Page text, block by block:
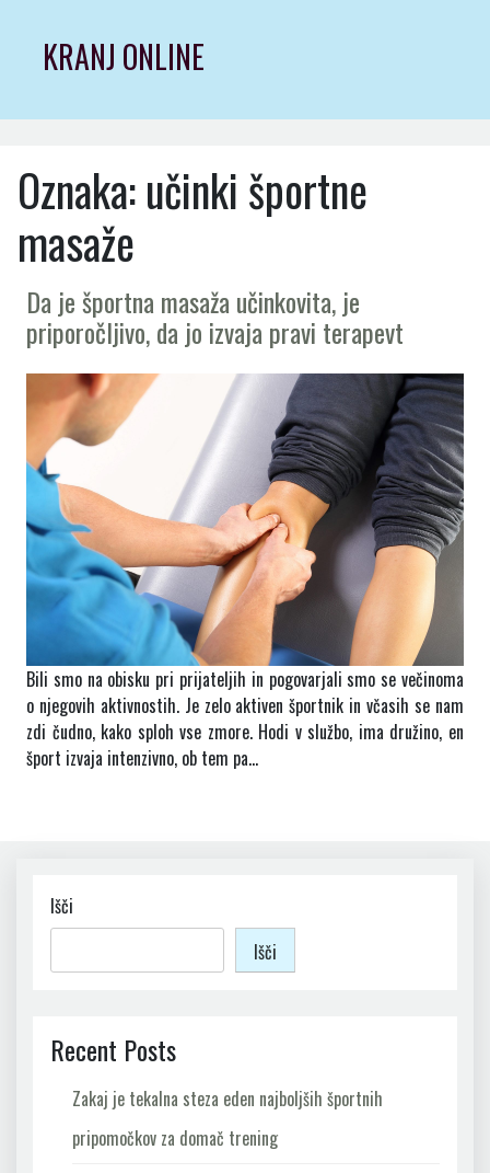
contentKRANJ ONLINE
Oznaka:učinki športne
masaže
Da je športna masaža učinkovita, je
priporočljivo, da jo izvaja pravi terapevt
Bili smo na obisku pri prijateljih in pogovarjali smo se večinoma
o njegovih aktivnostih. Je zelo aktiven športnik in včasih se nam
zdi čudno, kako sploh vse zmore. Hodi v službo, ima družino, en
šport izvaja intenzivno, ob tem pa…
Išči
Išči
Recent Posts
Zakaj je tekalna steza eden najboljših športnih
pripomočkov za domač trening